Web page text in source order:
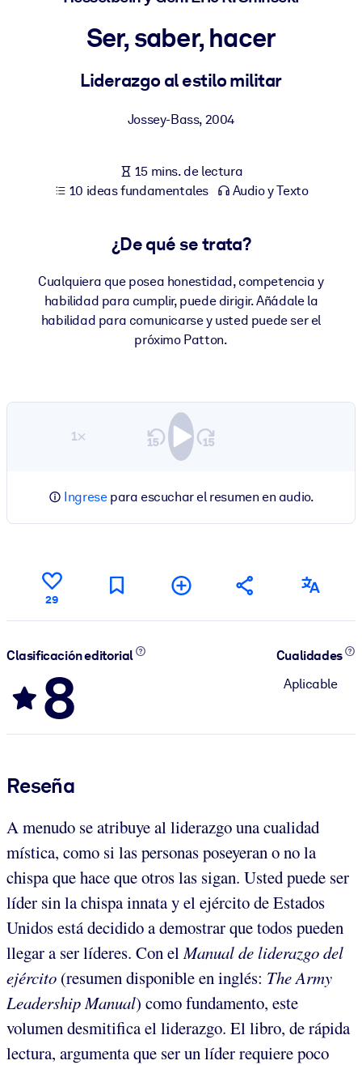
POR SISTEMA
Integre conocimientos verificados y breves en su LMS/LXP para
Para bibliotecas corporativas
empresariales confiables y listos para usar.
estructurados para mejorar los resultados.
Ser, saber, hacer
Liderazgo al estilo militar
Jossey-Bass, 2004
15 mins. de lectura
10 ideas fundamentales
Audio y Texto
¿De qué se trata?
Cualquiera que posea honestidad, competencia y
habilidad para cumplir, puede dirigir. Añádale la
habilidad para comunicarse y usted puede ser el
próximo Patton.
1×
Ingresepara escuchar el resumen en audio.
29
Clasificación editorial
8
Cualidades
Aplicable
Reseña
A menudo se atribuye al liderazgo una cualidad
mística, como si las personas poseyeran o no la
chispa que hace que otros las sigan. Usted puede ser
líder sin la chispa innata y el ejército de Estados
Unidos está decidido a demostrar que todos pueden
llegar a ser líderes. Con el Manual de liderazgo del
ejército (resumen disponible en inglés: The Army
Leadership Manual) como fundamento, este
volumen desmitifica el liderazgo. El libro, de rápida
lectura, argumenta que ser un líder requiere poco